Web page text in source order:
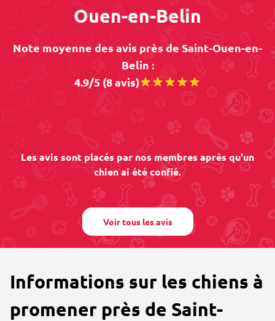
Ouen-en-Belin
Note moyenne des avis près de Saint-Ouen-en-
Belin :
4.9/5 (8 avis)
Les avis sont placés par nos membres après qu'un
chien ai été confié.
Voir tous les avis
Informations sur les chiens à
promener près de Saint-